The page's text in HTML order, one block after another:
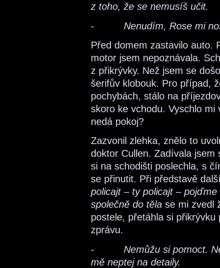
z toho, že se nemusíš učit.
- Nenudím, Rose mi
Před domem zastavilo auto.
motor jsem nepoznávala.
z přikrývky. Než jsem se
šerifův klobouk. Pro případ,
pochybách, stálo na
skoro ke vchodu. Vyschlo
nedá pokoj?
Zazvonil zlehka, znělo to
doktor Cullen. Zadívala
si na schodišti poslechla, s
se přinutit. Při představě
policajt – ty policajt –
společně do těla se mi zvedl
postele, přetáhla si
zprávu.
- Nemůžu si pomoct.
mě neptej na detaily.